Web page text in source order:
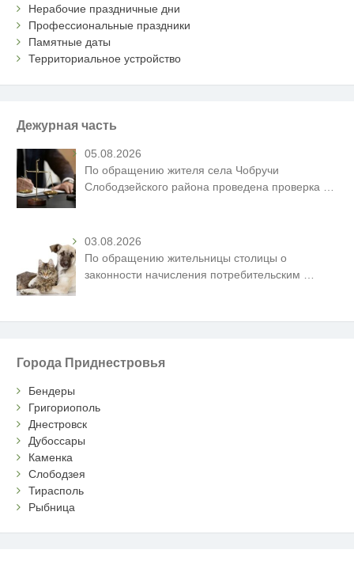
Нерабочие праздничные дни
Профессиональные праздники
Памятные даты
Территориальное устройство
Дежурная часть
05.08.2026
По обращению жителя села Чобручи
Слободзейского района проведена проверка
03.08.2026
По обращению жительницы столицы о
законности начисления потребительским
Города Приднестровья
Бендеры
Григориополь
Днестровск
Дубоссары
Каменка
Слободзея
Тирасполь
Рыбница